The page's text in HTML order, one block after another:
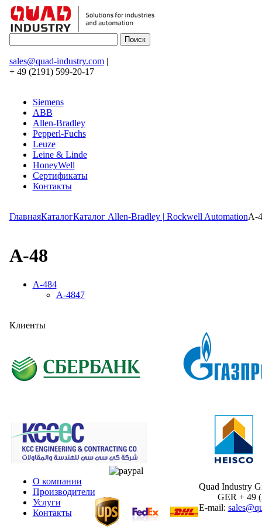
sales@quad-industry.com|
+ 49 (2191) 599-20-17
Siemens
ABB
Allen-Bradley
Pepperl-Fuchs
Leuze
Leine & Linde
HoneyWell
Сертификаты
Контакты
ГлавнаяКаталогКаталог Allen-Bradley | Rockwell AutomationA-
A-48
A-484
A-4847
Клиенты
О компании
Производители
Услуги
Контакты
Quad Industry
GER + 49
E-mail: